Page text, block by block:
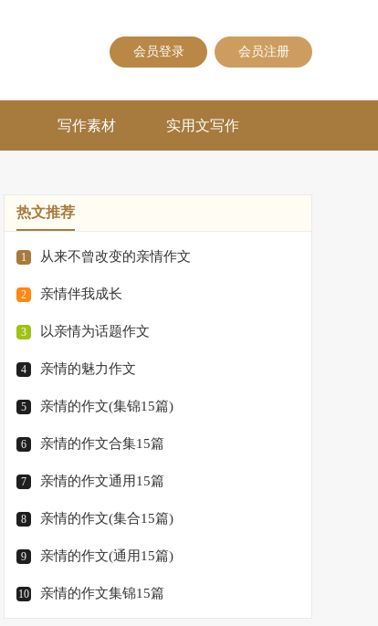
会员登录 会员注册
写作素材 实用文写作
热文推荐
1 从来不曾改变的亲情作文
2 亲情伴我成长
3 以亲情为话题作文
4 亲情的魅力作文
5 亲情的作文(集锦15篇)
6 亲情的作文合集15篇
7 亲情的作文通用15篇
8 亲情的作文(集合15篇)
9 亲情的作文(通用15篇)
10 亲情的作文集锦15篇